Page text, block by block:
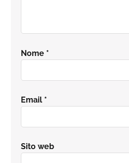
Nome *
Email *
Sito web